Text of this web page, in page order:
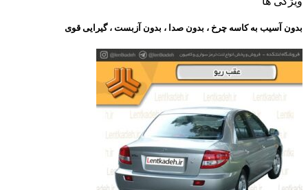
بدون آسیب به کاسه چرخ ، بدون صدا ، بدون آزبست ، گیرایی قوی​